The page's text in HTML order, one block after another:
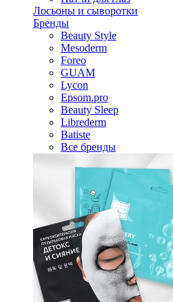
Лосьоны и сыворотки
Бренды
Beauty Style
Mesoderm
Foreo
GUAM
Lycon
Epsom.pro
Beauty Sleep
Librederm
Batiste
Все бренды